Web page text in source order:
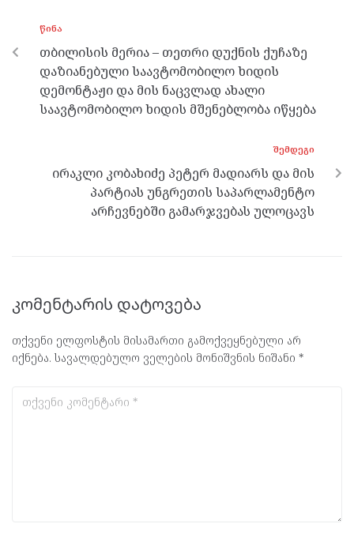
o
o
k
er m p
p
ᲬᲘᲜᲐ
თბილისის მერია – თეთრი დუქნის ქუჩაზე
დაზიანებული საავტომობილო ხიდის
დემონტაჟი და მის ნაცვლად ახალი
საავტომობილო ხიდის მშენებლობა იწყება
ᲨᲔᲛᲓᲔᲒᲘ
ირაკლი კობახიძე პეტერ მადიარს და მის
პარტიას უნგრეთის საპარლამენტო
არჩევნებში გამარჯვებას ულოცავს
კომენტარის დატოვება
თქვენი ელფოსტის მისამართი გამოქვეყნებული არ
იქნება. სავალდებულო ველების მონიშვნის ნიშანი *